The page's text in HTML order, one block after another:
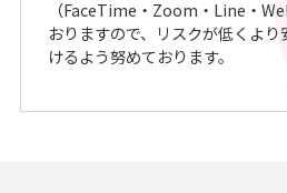
（FaceTime・Zoom・Line・
おりますので、リスクが低くよ
けるよう努めております。